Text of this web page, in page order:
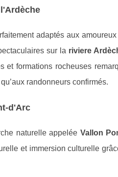
adaptés aux
sur la riviere
et formations rocheuses
randonneurs confirmés.
d'Arc
naturelle appelée Vallon
et immersion culturelle